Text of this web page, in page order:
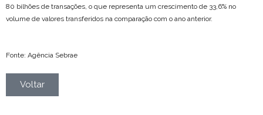
80 bilhões de transações, o que representa um crescimento de 33,6% no
volume de valores transferidos na comparação com o ano anterior.
Fonte: Agência Sebrae
Voltar